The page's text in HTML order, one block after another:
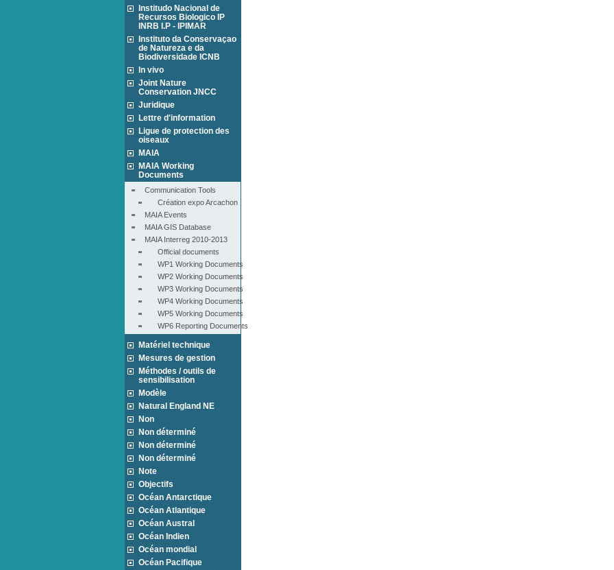
Institudo Nacional de
Recursos Biologico IP
INRB I.P - IPIMAR
Instituto da Conservaçao
de Natureza e da
Biodiversidade ICNB
In vivo
Joint Nature
Conservation JNCC
Juridique
Lettre d'information
Ligue de protection des
oiseaux
MAIA
MAIA Working
Documents
Communication Tools
Création expo Arcachon
MAIA Events
MAIA GIS Database
MAIA Interreg 2010-2013
Official documents
WP1 Working Documents
WP2 Working Documents
WP3 Working Documents
WP4 Working Documents
WP5 Working Documents
WP6 Reporting Documents
Matériel technique
Mesures de gestion
Méthodes / outils de
sensibilisation
Modèle
Natural England NE
Non
Non déterminé
Non déterminé
Non déterminé
Note
Objectifs
Océan Antarctique
Océan Atlantique
Océan Austral
Océan Indien
Océan mondial
Océan Pacifique